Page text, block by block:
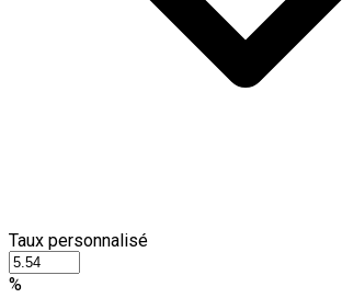
Taux personnalisé
%